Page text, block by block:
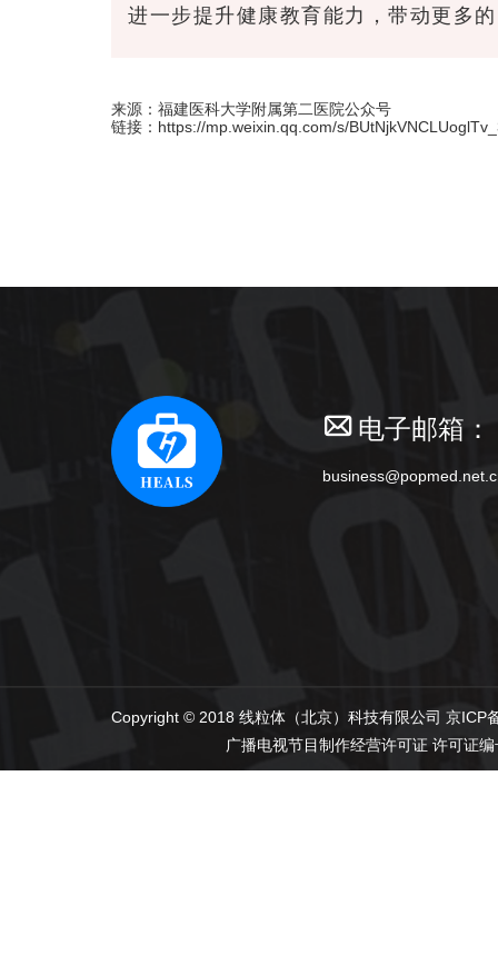
进一步提升健康教育能力，带动更多
来源：福建医科大学附属第二医院公众号
链接：https://mp.weixin.qq.com/s/
电子邮箱：
Copyright © 2018 线粒体（北京）科技有限公司 京ICP
广播电视节目制作经营许可证许可证编